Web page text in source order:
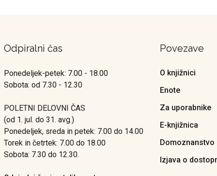
Odpiralni čas
Ponedeljek-petek: 7.00 - 18.00
Sobota: od 7.30 - 12.30
POLETNI DELOVNI ČAS
(od 1. jul. do 31. avg.)
Ponedeljek, sreda in petek: 7.00 do 14.00
Torek in četrtek: 7.00 do 18.00
Sobota: 7.30 do 12.30.
Povezave
O knjižnici
Enote
Za uporabnike
E-knjižnica
Domoznanstvo
Izjava o